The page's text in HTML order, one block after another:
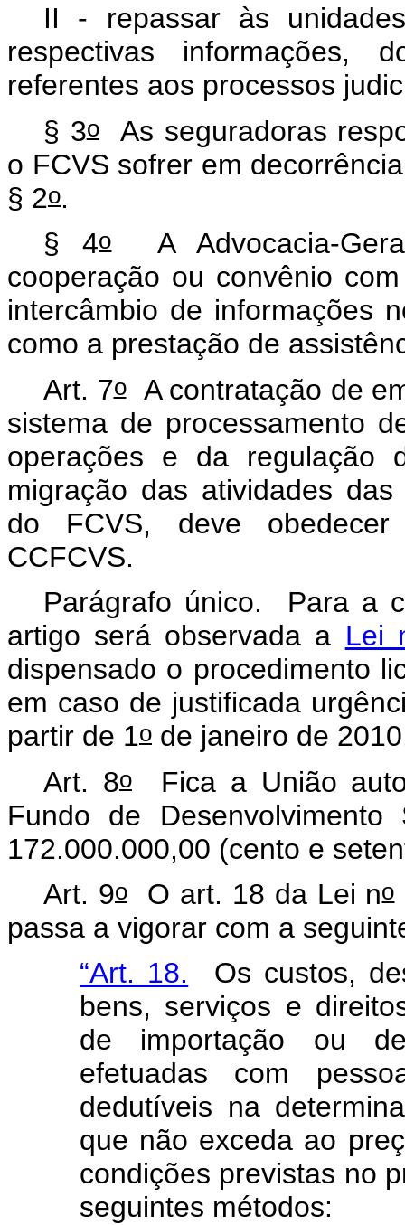
II - repassar às
respectivas informações,
referentes aos processos
§ 3oAs seguradoras
o FCVS sofrer em
§ 2o.
§ 4oA Advocacia-
cooperação ou convênio
intercâmbio de informações
como a prestação de
Art. 7oA contratação de
sistema de processamento
operações e da regulação
migração das atividades
do FCVS, deve
CCFCVS.
Parágrafo único. Para a
artigo será observada a Lei
dispensado o procedimento
em caso de justificada
partir de 1o de janeiro de
Art. 8oFica a União
Fundo de
172.000.000,00 (cento e
Art. 9oO art. 18 da Lei no
passa a vigorar com a
“Art. 18. Os custos,
bens, serviços e
de importação ou
efetuadas com
dedutíveis na
que não exceda ao
condições previstas no
seguintes métodos: